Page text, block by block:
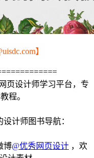
】
页设计师学习平台，专
程。
设计师图书导航：
博@优秀网页设计 ，欢